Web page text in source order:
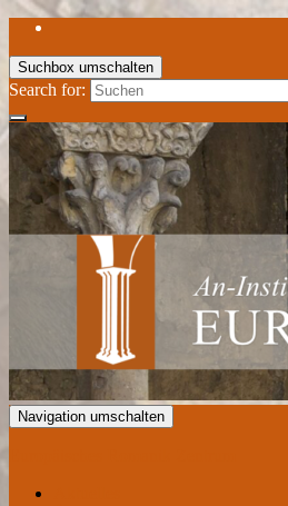
Suchbox umschalten
Search for:
Navigation umschalten